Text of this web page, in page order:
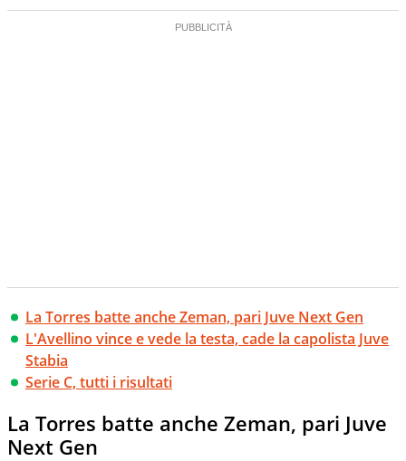
La Torres batte anche Zeman, pari Juve Next Gen
L'Avellino vince e vede la testa, cade la capolista Juve
Stabia
Serie C, tutti i risultati
La Torres batte anche Zeman, pari Juve
Next Gen